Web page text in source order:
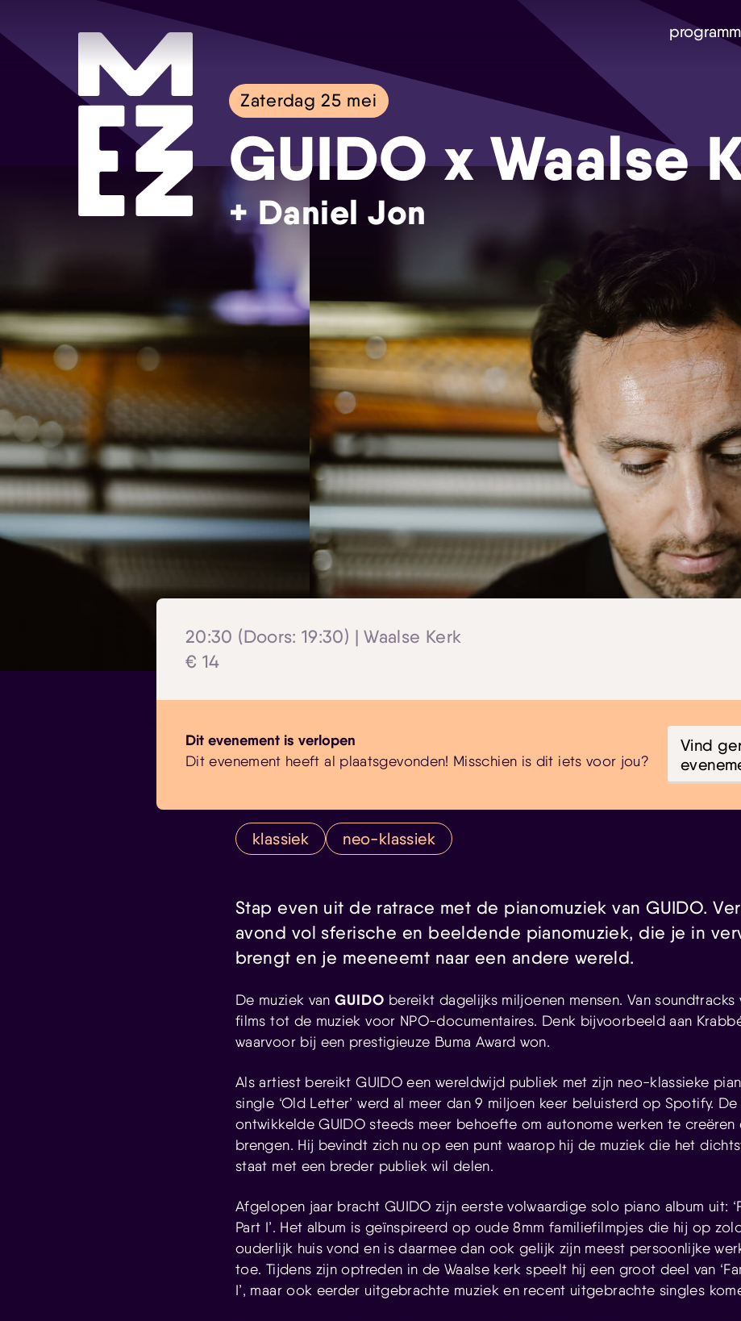
Skip navigatie
Zaterdag 25 mei
GUIDO x Waalse
+ Daniel Jon
20:30 (Doors: 19:30) | Waalse Kerk
€ 14
Dit evenement is verlopen
Dit evenement heeft al plaatsgevonden! Misschien is dit iets voor jou?
Vind
klassiek neo-klassiek
Stap even uit de ratrace met de pianomuziek van GUIDO.
avond vol sferische en beeldende pianomuziek, die je in
brengt en je meeneemt naar een andere wereld.
De muziek vanGUIDO bereikt dagelijks miljoenen mensen. Van
films tot de muziek voor NPO-documentaires. Denk bijvoorbeeld aan
waarvoor bij een prestigieuze Buma Award won.
Als artiest bereikt GUIDO een wereldwijd publiek met zijn neo-klassieke
single ‘Old Letter’ werd al meer dan 9 miljoen keer beluisterd op Spotify.
ontwikkelde GUIDO steeds meer behoefte om autonome werken te creëren
brengen. Hij bevindt zich nu op een punt waarop hij de muziek die het
staat met een breder publiek wil delen.
Afgelopen jaar bracht GUIDO zijn eerste volwaardige solo piano album uit:
Part I’. Het album is geïnspireerd op oude 8mm familiefilmpjes die hij op
ouderlijk huis vond en is daarmee dan ook gelijk zijn meest persoonlijke
toe. Tijdens zijn optreden in de Waalse kerk speelt hij een groot deel van
I’, maar ook eerder uitgebrachte muziek en recent uitgebrachte singles